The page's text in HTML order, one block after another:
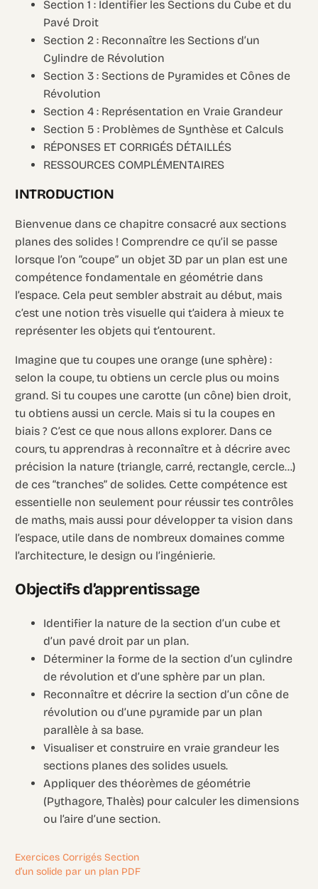
Section 1 : Identifier les Sections du Cube et du
Pavé Droit
Section 2 : Reconnaître les Sections d’un
Cylindre de Révolution
Section 3 : Sections de Pyramides et Cônes de
Révolution
Section 4 : Représentation en Vraie Grandeur
Section 5 : Problèmes de Synthèse et Calculs
RÉPONSES ET CORRIGÉS DÉTAILLÉS
RESSOURCES COMPLÉMENTAIRES
INTRODUCTION
Bienvenue dans ce chapitre consacré aux sections
planes des solides ! Comprendre ce qu’il se passe
lorsque l’on “coupe” un objet 3D par un plan est une
compétence fondamentale en géométrie dans
l’espace. Cela peut sembler abstrait au début, mais
c’est une notion très visuelle qui t’aidera à mieux te
représenter les objets qui t’entourent.
Imagine que tu coupes une orange (une sphère) :
selon la coupe, tu obtiens un cercle plus ou moins
grand. Si tu coupes une carotte (un cône) bien droit,
tu obtiens aussi un cercle. Mais si tu la coupes en
biais ? C’est ce que nous allons explorer. Dans ce
cours, tu apprendras à reconnaître et à décrire avec
précision la nature (triangle, carré, rectangle, cercle…)
de ces “tranches” de solides. Cette compétence est
essentielle non seulement pour réussir tes contrôles
de maths, mais aussi pour développer ta vision dans
l’espace, utile dans de nombreux domaines comme
l’architecture, le design ou l’ingénierie.
Objectifs d’apprentissage
Identifier la nature de la section d’un cube et
d’un pavé droit par un plan.
Déterminer la forme de la section d’un cylindre
de révolution et d’une sphère par un plan.
Reconnaître et décrire la section d’un cône de
révolution ou d’une pyramide par un plan
parallèle à sa base.
Visualiser et construire en vraie grandeur les
sections planes des solides usuels.
Appliquer des théorèmes de géométrie
(Pythagore, Thalès) pour calculer les dimensions
ou l’aire d’une section.
Exercices Corrigés Section
d’un solide par un plan PDF